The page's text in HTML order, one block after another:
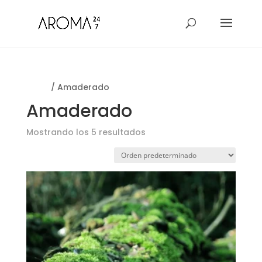
/ Amaderado
Amaderado
Mostrando los 5 resultados